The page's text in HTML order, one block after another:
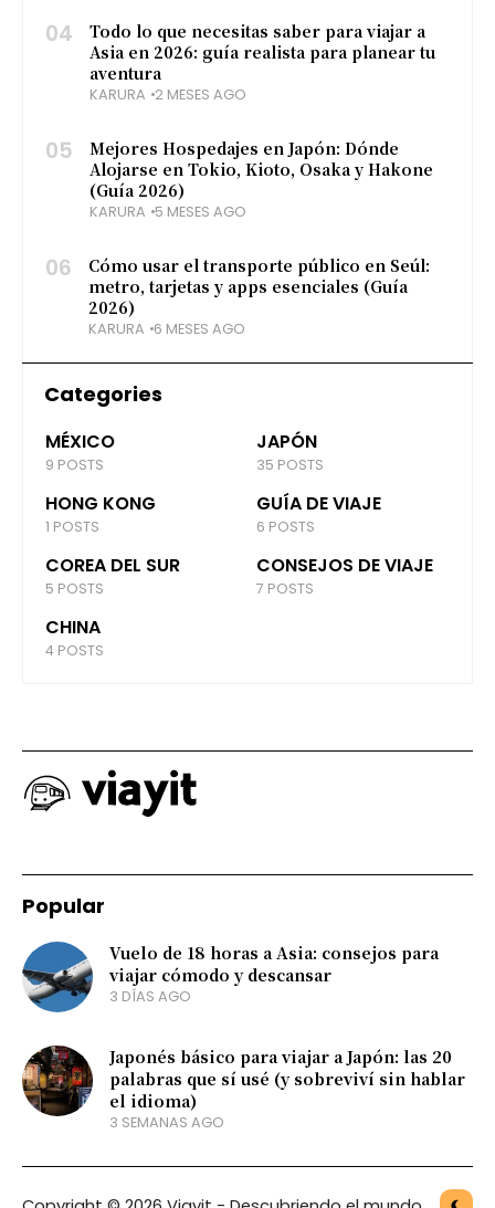
04
Todo lo que necesitas saber para viajar a
Asia en 2026: guía realista para planear tu
aventura
KARURA 2 MESES AGO
05
Mejores Hospedajes en Japón: Dónde
Alojarse en Tokio, Kioto, Osaka y Hakone
(Guía 2026)
KARURA 5 MESES AGO
06
Cómo usar el transporte público en Seúl:
metro, tarjetas y apps esenciales (Guía
2026)
KARURA 6 MESES AGO
Categories
MÉXICO
9 POSTS
JAPÓN
35 POSTS
HONG KONG
1 POSTS
GUÍA DE VIAJE
6 POSTS
COREA DEL SUR
5 POSTS
CONSEJOS DE VIAJE
7 POSTS
CHINA
4 POSTS
Popular
Vuelo de 18 horas a Asia: consejos para
viajar cómodo y descansar
3 DÍAS AGO
Japonés básico para viajar a Japón: las 20
palabras que sí usé (y sobreviví sin hablar
el idioma)
3 SEMANAS AGO